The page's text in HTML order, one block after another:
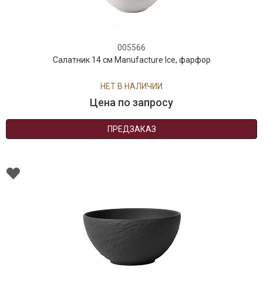
005566
Салатник 14 см Manufacture Ice, фарфор
НЕТ В НАЛИЧИИ
Цена по запросу
ПРЕДЗАКАЗ